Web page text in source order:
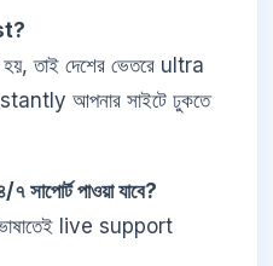
তাই দেশের ভেতরে ultra
আপনার সাইটে ঢুকতে
পাওয়া যাবে?
ভাষাতেই live support